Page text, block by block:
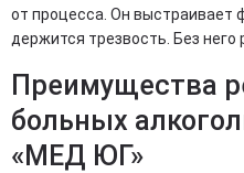
от процесса. Он выстраивает
держится трезвость. Без него
Преимущества
больных
«МЕД ЮГ»